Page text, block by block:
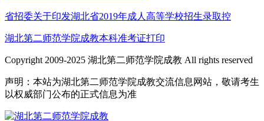
省招委关于印发湖北省2019年成人高等学校招生录取控
湖北第二师范学院成教本科准考证打印
Copyright 2009-2025 湖北第二师范学院成教 All rights reserved
声明：本站为湖北第二师范学院成教交流信息网站，敬请考生
以权威部门公布的正式信息为准